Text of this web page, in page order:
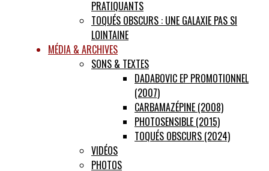
PRATIQUANTS
TOQUÉS OBSCURS : UNE GALAXIE PAS SI
LOINTAINE
MÉDIA & ARCHIVES
SONS & TEXTES
DADABOVIC EP PROMOTIONNEL
(2007)
CARBAMAZÉPINE (2008)
PHOTOSENSIBLE (2015)
TOQUÉS OBSCURS (2024)
VIDÉOS
PHOTOS